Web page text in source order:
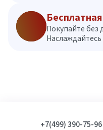
Покупайте без
+7(499) 390-75-96